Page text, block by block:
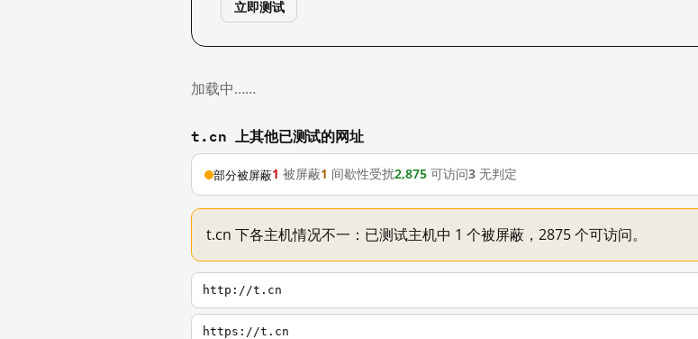
立即测试
加载中……
t.cn 上其他已测试的网址
部分被屏蔽1 被屏蔽1 间歇性受扰2,875 可访问3 无判定
t.cn 下各主机情况不一：已测试主机中 1 个被屏蔽，2875 个可访问。
http://t.cn
https://t.cn